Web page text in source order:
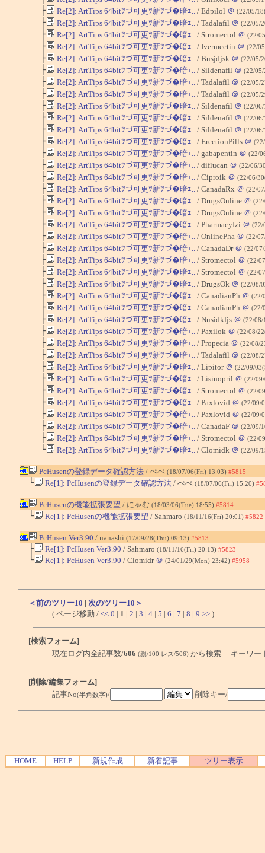
├ Re[2]: ArtTips 64bitﾂづ可更ﾂ新ﾂづ�暗ｪ.. / Edpilol ＠ (22/05/
├ Re[2]: ArtTips 64bitﾂづ可更ﾂ新ﾂづ�暗ｪ.. / Tadalafil ＠ (22/05/
├ Re[2]: ArtTips 64bitﾂづ可更ﾂ新ﾂづ�暗ｪ.. / Stromectol ＠ (22/
├ Re[2]: ArtTips 64bitﾂづ可更ﾂ新ﾂづ�暗ｪ.. / Ivermectin ＠ (22/
├ Re[2]: ArtTips 64bitﾂづ可更ﾂ新ﾂづ�暗ｪ.. / Busjdjsk ＠ (22/05/
├ Re[2]: ArtTips 64bitﾂづ可更ﾂ新ﾂづ�暗ｪ.. / Sildenafil ＠ (22/
├ Re[2]: ArtTips 64bitﾂづ可更ﾂ新ﾂづ�暗ｪ.. / Tadalafil ＠ (22/05/
├ Re[2]: ArtTips 64bitﾂづ可更ﾂ新ﾂづ�暗ｪ.. / Tadalafil ＠ (22/05/
├ Re[2]: ArtTips 64bitﾂづ可更ﾂ新ﾂづ�暗ｪ.. / Sildenafil ＠ (22/
├ Re[2]: ArtTips 64bitﾂづ可更ﾂ新ﾂづ�暗ｪ.. / Sildenafil ＠ (22/
├ Re[2]: ArtTips 64bitﾂづ可更ﾂ新ﾂづ�暗ｪ.. / Sildenafil ＠ (22/
├ Re[2]: ArtTips 64bitﾂづ可更ﾂ新ﾂづ�暗ｪ.. / ErectionPills ＠
├ Re[2]: ArtTips 64bitﾂづ可更ﾂ新ﾂづ�暗ｪ.. / gabapentin ＠ (22/
├ Re[2]: ArtTips 64bitﾂづ可更ﾂ新ﾂづ�暗ｪ.. / diflucan ＠ (22/06/
├ Re[2]: ArtTips 64bitﾂづ可更ﾂ新ﾂづ�暗ｪ.. / Ciproik ＠ (22/06/
├ Re[2]: ArtTips 64bitﾂづ可更ﾂ新ﾂづ�暗ｪ.. / CanadaRx ＠ (22/
├ Re[2]: ArtTips 64bitﾂづ可更ﾂ新ﾂづ�暗ｪ.. / DrugsOnline ＠
├ Re[2]: ArtTips 64bitﾂづ可更ﾂ新ﾂづ�暗ｪ.. / DrugsOnline ＠
├ Re[2]: ArtTips 64bitﾂづ可更ﾂ新ﾂづ�暗ｪ.. / PharmacyIzi ＠ (22/
├ Re[2]: ArtTips 64bitﾂづ可更ﾂ新ﾂづ�暗ｪ.. / OnlinePha ＠ (22/
├ Re[2]: ArtTips 64bitﾂづ可更ﾂ新ﾂづ�暗ｪ.. / CanadaDr ＠ (22/
├ Re[2]: ArtTips 64bitﾂづ可更ﾂ新ﾂづ�暗ｪ.. / Stromectol ＠ (22/
├ Re[2]: ArtTips 64bitﾂづ可更ﾂ新ﾂづ�暗ｪ.. / Stromectol ＠ (22/
├ Re[2]: ArtTips 64bitﾂづ可更ﾂ新ﾂづ�暗ｪ.. / DrugsOk ＠ (22/08/
├ Re[2]: ArtTips 64bitﾂづ可更ﾂ新ﾂづ�暗ｪ.. / CanadianPh ＠ (22/
├ Re[2]: ArtTips 64bitﾂづ可更ﾂ新ﾂづ�暗ｪ.. / CanadianPh ＠ (22/
├ Re[2]: ArtTips 64bitﾂづ可更ﾂ新ﾂづ�暗ｪ.. / Nusidkfjs ＠ (22/
├ Re[2]: ArtTips 64bitﾂづ可更ﾂ新ﾂづ�暗ｪ.. / Paxilok ＠ (22/08/
├ Re[2]: ArtTips 64bitﾂづ可更ﾂ新ﾂづ�暗ｪ.. / Propecia ＠ (22/08/
├ Re[2]: ArtTips 64bitﾂづ可更ﾂ新ﾂづ�暗ｪ.. / Tadalafil ＠ (22/08/
├ Re[2]: ArtTips 64bitﾂづ可更ﾂ新ﾂづ�暗ｪ.. / Lipitor ＠ (22/09/
├ Re[2]: ArtTips 64bitﾂづ可更ﾂ新ﾂづ�暗ｪ.. / Lisinopril ＠ (22/
├ Re[2]: ArtTips 64bitﾂづ可更ﾂ新ﾂづ�暗ｪ.. / Stromectol ＠ (22/
├ Re[2]: ArtTips 64bitﾂづ可更ﾂ新ﾂづ�暗ｪ.. / Paxlovid ＠ (22/09/
├ Re[2]: ArtTips 64bitﾂづ可更ﾂ新ﾂづ�暗ｪ.. / Paxlovid ＠ (22/09/
├ Re[2]: ArtTips 64bitﾂづ可更ﾂ新ﾂづ�暗ｪ.. / CanadaF ＠ (22/09/
├ Re[2]: ArtTips 64bitﾂづ可更ﾂ新ﾂづ�暗ｪ.. / Stromectol ＠ (22/
└ Re[2]: ArtTips 64bitﾂづ可更ﾂ新ﾂづ�暗ｪ.. / Clomidk ＠ (22/09/
PcHusenの登録データ確認方法/ ぺぺ (18/07/06(Fri) 13:03) #5815
└ Re[1]: PcHusenの登録データ確認方法/ ぺぺ (18/07/06(Fri) 15:20)
PcHusenの機能拡張要望 / にゃむ (18/03/06(Tue) 18:55) #5814
└ Re[1]: PcHusenの機能拡張要望 / Sahmaro (18/11/16(Fri) 20:01) #5822
PcHusen Ver3.90 / nanashi (17/09/28(Thu) 09:13) #5813
├ Re[1]: PcHusen Ver3.90 / Sahmaro (18/11/16(Fri) 20:13) #5823
└ Re[1]: PcHusen Ver3.90 / Clomidr ＠ (24/01/29(Mon) 23:42) #5958
＜前のツリー10 | 次のツリー10＞
( ページ移動 / << 0 | 1 | 2 | 3 | 4 | 5 | 6 | 7 | 8 | 9 >> )
[検索フォーム]
現在ログ内全記事数/606 (親/100 レス/506) から検索 キーワー
[削除/編集フォーム]
記事No(半角数字)/ 削除キー/
HOME HELP 新規作成 新着記事 ツリー表示